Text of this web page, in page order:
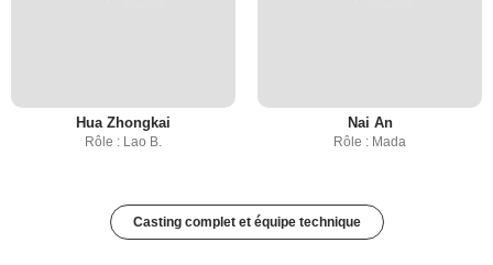
Hua Zhongkai
Rôle : Lao B.
Nai An
Rôle : Mada
Casting complet et équipe technique